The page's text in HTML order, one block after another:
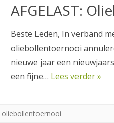
AFGELAST:
Beste Leden, In verband
oliebollentoernooi
nieuwe jaar een
een fijne… Lees verder »
oliebollentoernooi